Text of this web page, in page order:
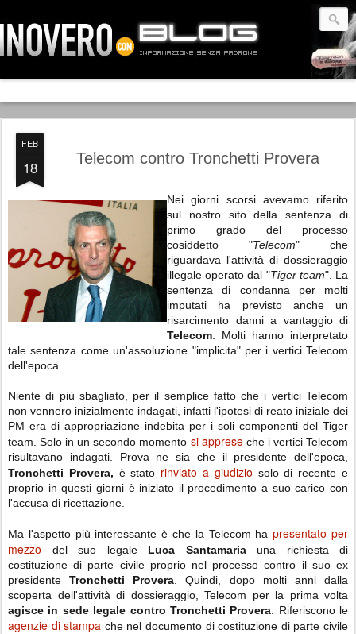
FEB
18 Telecom contro Tronchetti Provera
Nei giorni scorsi avevamo riferito
sul nostro sito della sentenza di
primo grado del processo
cosiddetto "Telecom" che
riguardava l'attività di dossieraggio
illegale operato dal "Tiger team". La
sentenza di condanna per molti
imputati ha previsto anche un
risarcimento danni a vantaggio di
Telecom . Molti hanno interpretato
tale sentenza come un'assoluzione "implicita" per i vertici Telecom
dell'epoca.
Niente di più sbagliato, per il semplice fatto che i vertici Telecom
non vennero inizialmente indagati, infatti l'ipotesi di reato iniziale dei
PM era di appropriazione indebita per i soli componenti del Tiger
team. Solo in un secondo momento si appreseche i vertici Telecom
risultavano indagati. Prova ne sia che il presidente dell'epoca,
Tronchetti Provera, è stato rinviato a giudizio solo di recente e
proprio in questi giorni è iniziato il procedimento a suo carico con
l'accusa di ricettazione.
Ma l'aspetto più interessante è che la Telecom hapresentato per
mezzo del suo legale Luca Santamariauna richiesta di
costituzione di parte civile proprio nel processo contro il suo ex
presidenteTronchetti Provera . Quindi, dopo molti anni dalla
scoperta dell'attività di dossieraggio, Telecom per la prima volta
agisce in sede legale contro Tronchetti Provera . Riferiscono le
agenzie di stampa che nel documento di costituzione di parte civile